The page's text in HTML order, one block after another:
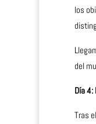
los
del
Día
Tras